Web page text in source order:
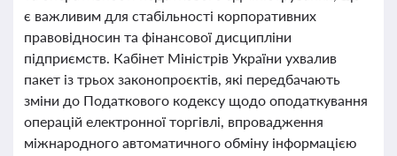
є важливим для стабільності корпоративних
правовідносин та фінансової дисципліни
підприємств. Кабінет Міністрів України ухвалив
пакет із трьох законопроєктів, які передбачають
зміни до Податкового кодексу щодо оподаткування
операцій електронної торгівлі, впровадження
міжнародного автоматичного обміну інформацією